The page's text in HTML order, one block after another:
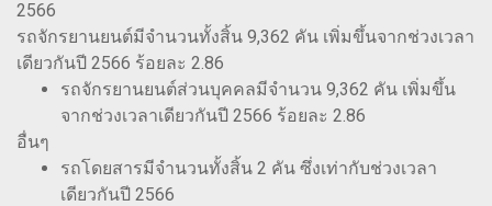
2566
รถจักรยานยนต์มีจำนวนทั้งสิ้น 9,362 คัน เพิ่มขึ้นจากช่วงเวลา
เดียวกันปี 2566 ร้อยละ 2.86
รถจักรยานยนต์ส่วนบุคคลมีจำนวน 9,362 คัน เพิ่มขึ้น
จากช่วงเวลาเดียวกันปี 2566 ร้อยละ 2.86
อื่นๆ
รถโดยสารมีจำนวนทั้งสิ้น 2 คัน ซึ่งเท่ากับช่วงเวลา
เดียวกันปี 2566